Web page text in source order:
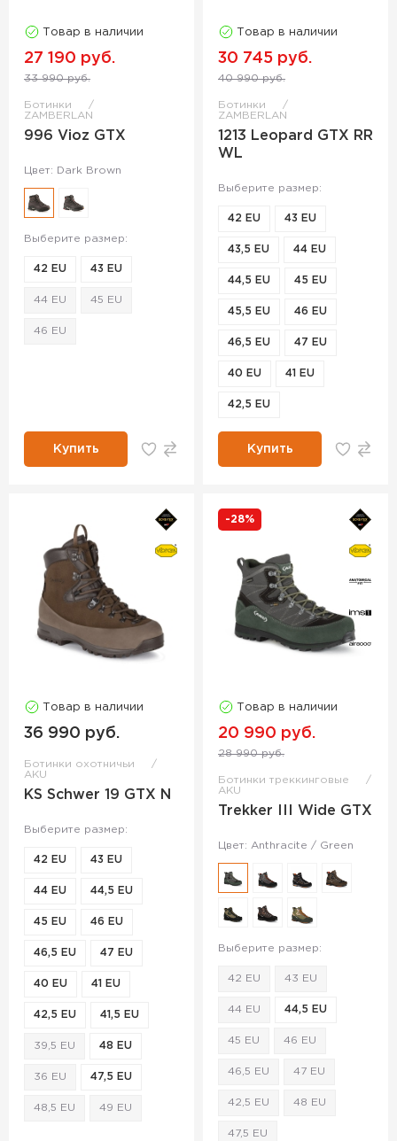
Товар в наличии
27 190 руб.
33 990 руб.
Ботинки
ZAMBERLAN
996 Vioz GTX
Цвет: Dark Brown
Выберите размер:
42 EU 43 EU
44 EU 45 EU
46 EU
Купить
Товар в наличии
30 745 руб.
40 990 руб.
Ботинки
ZAMBERLAN
1213 Leopard GTX RR
WL
Выберите размер:
42 EU 43 EU
43,5 EU 44 EU
44,5 EU 45 EU
45,5 EU 46 EU
46,5 EU 47 EU
40 EU 41 EU
42,5 EU
Купить
Товар в наличии
36 990 руб.
Ботинки охотничьи
AKU
KS Schwer 19 GTX N
Выберите размер:
42 EU 43 EU
44 EU 44,5 EU
45 EU 46 EU
46,5 EU 47 EU
40 EU 41 EU
42,5 EU 41,5 EU
39,5 EU 48 EU
36 EU 47,5 EU
48,5 EU 49 EU
-28%
Товар в наличии
20 990 руб.
28 990 руб.
Ботинки треккинговые
AKU
Trekker III Wide GTX
Цвет: Anthracite / Green
Выберите размер:
42 EU 43 EU
44 EU 44,5 EU
45 EU 46 EU
46,5 EU 47 EU
42,5 EU 48 EU
47,5 EU